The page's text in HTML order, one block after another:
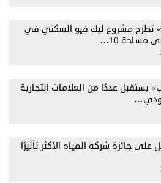
تطرح مشروع ليك فيو السكني في
مساحة 10…
يستقبل عددًا من العلامات التجارية
على جائزة شركة المياه الأكثر تأثيرًا